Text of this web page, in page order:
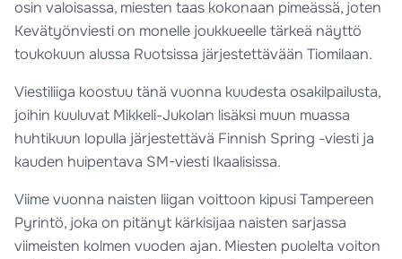
osin valoisassa, miesten taas kokonaan pimeässä, joten
Kevätyönviesti on monelle joukkueelle tärkeä näyttö
toukokuun alussa Ruotsissa järjestettävään Tiomilaan.
Viestiliiga koostuu tänä vuonna kuudesta osakilpailusta,
joihin kuuluvat Mikkeli-Jukolan lisäksi muun muassa
huhtikuun lopulla järjestettävä Finnish Spring -viesti ja
kauden huipentava SM-viesti Ikaalisissa.
Viime vuonna naisten liigan voittoon kipusi Tampereen
Pyrintö, joka on pitänyt kärkisijaa naisten sarjassa
viimeisten kolmen vuoden ajan. Miesten puolelta voiton